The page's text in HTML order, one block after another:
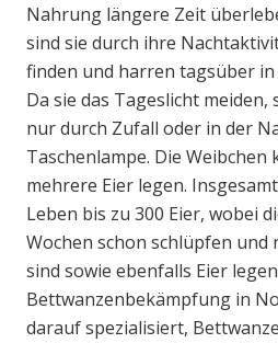
Nahrung längere Zeit
sind sie durch ihre
finden und harren tagsüber
Da sie das Tageslicht
nur durch Zufall oder in der
Taschenlampe. Die
mehrere Eier legen.
Leben bis zu 300 Eier, wobei
Wochen schon schlüpfen und
sind sowie ebenfalls Eier
Bettwanzenbekämpfung in
darauf spezialisiert,